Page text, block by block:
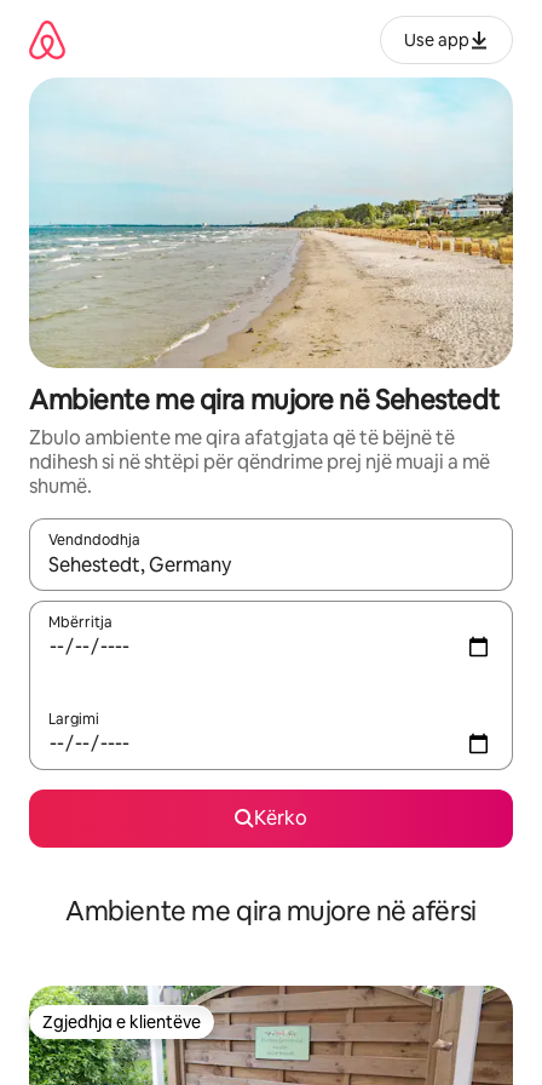
përmbajtja
Use app
Ambiente me qira mujore në Sehestedt
Zbulo ambiente me qira afatgjata që të bëjnë të
ndihesh si në shtëpi për qëndrime prej një muaji a më
shumë.
Vendndodhja
Kur rezultatet të jenë të disponueshme, lëviz me butonat e
Mbërritja
Largimi
Kërko
Ambiente me qira mujore në afërsi
Zgjedhja e klientëve
Zgjedhja e klientëve